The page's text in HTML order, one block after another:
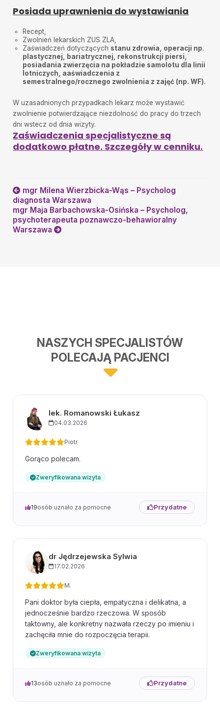
Posiada uprawnienia do wystawiania
Recept,
Zwolnień lekarskich ZUS ZLA,
Zaświadczeń dotyczących stanu zdrowia, operacji np.
plastycznej, bariatrycznej, rekonstrukcji piersi,
posiadania zwierzęcia na pokładzie samolotu dla linii
lotniczych, aaświadczenia z
semestralnego/rocznego zwolnienia z zajęć (np. WF).
W uzasadnionych przypadkach lekarz może wystawić
zwolnienie potwierdzające niezdolność do pracy do trzech
dni wstecz od dnia wizyty.
Zaświadczenia specjalistyczne są
dodatkowo płatne. Szczegóły w cenniku.
mgr Milena Wierzbicka-Wąs – Psycholog
diagnosta Warszawa
mgr Maja Barbachowska-Osińska – Psycholog,
psychoterapeuta poznawczo-behawioralny
Warszawa
NASZYCH SPECJALISTÓW
POLECAJĄ PACJENCI
lek. Romanowski Łukasz
04.03.2026
Piotr
Gorąco polecam.
Zweryfikowana wizyta
19osób uznało za pomocne Przydatne
dr Jędrzejewska Sylwia
17.02.2026
M.
Pani doktor była ciepła, empatyczna i delikatna, a
jednocześnie bardzo rzeczowa. W sposób
taktowny, ale konkretny nazwała rzeczy po imieniu i
zachęciła mnie do rozpoczęcia terapii.
Zweryfikowana wizyta
13osób uznało za pomocne Przydatne